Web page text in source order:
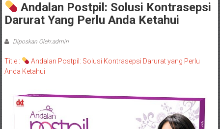
Andalan Postpil: Solusi Kontrasepsi
Darurat Yang Perlu Anda Ketahui
Diposkan Oleh:admin
Title :
Andalan Postpil: Solusi Kontrasepsi Darurat yang Perlu
Anda Ketahui